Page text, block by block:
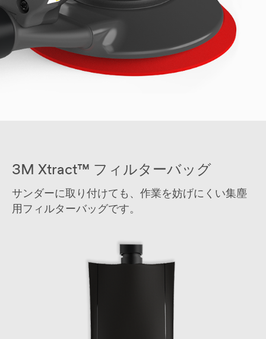
3M Xtract™ フィルターバッグ
サンダーに取り付けても、作業を妨げにくい集塵
用フィルターバッグです。